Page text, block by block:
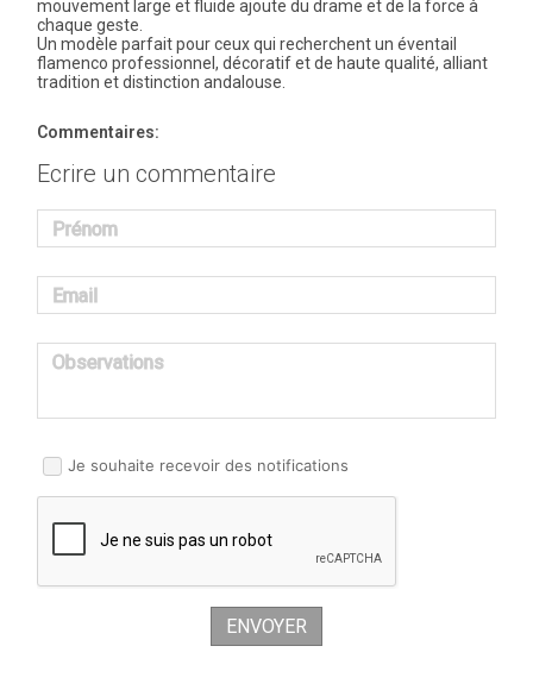
mouvement large et fluide ajoute du drame et de la force à
chaque geste.
Un modèle parfait pour ceux qui recherchent un éventail
flamenco professionnel, décoratif et de haute qualité, alliant
tradition et distinction andalouse.
Commentaires:
Ecrire un commentaire
Prénom
Email
Observations
Je souhaite recevoir des notifications
ENVOYER